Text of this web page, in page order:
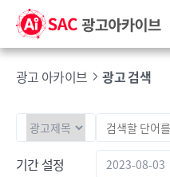
광고 아카이브 광고 검색
기간 설정